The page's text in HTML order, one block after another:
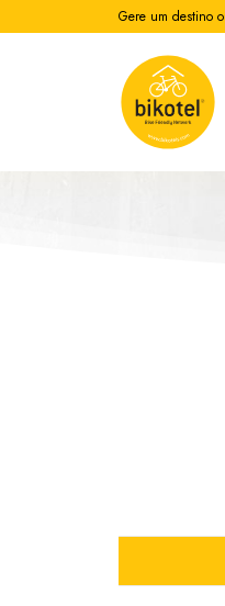
Gere um destino